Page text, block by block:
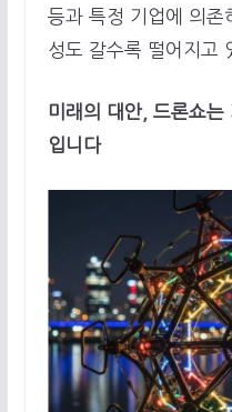
등과 특정 기업에 의존
성도 갈수록 떨어지고
미래의 대안, 드론쇼
입니다